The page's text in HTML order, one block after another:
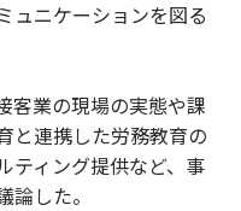
ュニケーションを図る
客業の現場の実態や課
と連携した労務教育の
ティング提供など、事
した。